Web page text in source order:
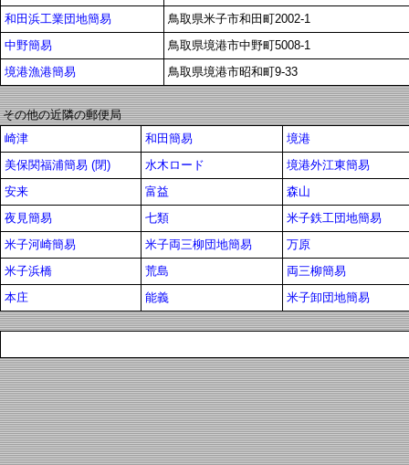
和田浜工業団地簡易
鳥取県米子市和田町2002-1
中野簡易
鳥取県境港市中野町5008-1
境港漁港簡易
鳥取県境港市昭和町9-33
その他の近隣の郵便局
崎津
和田簡易
境港
美保関福浦簡易 (閉)
水木ロード
境港外江東簡易
安来
富益
森山
夜見簡易
七類
米子鉄工団地簡易
米子河崎簡易
米子両三柳団地簡易
万原
米子浜橋
荒島
両三柳簡易
本庄
能義 米子卸団地簡易